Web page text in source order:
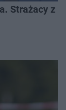
Strażacy z